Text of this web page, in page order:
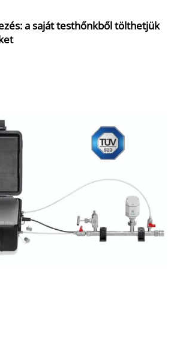
a saját testhőnkből tölthetjük